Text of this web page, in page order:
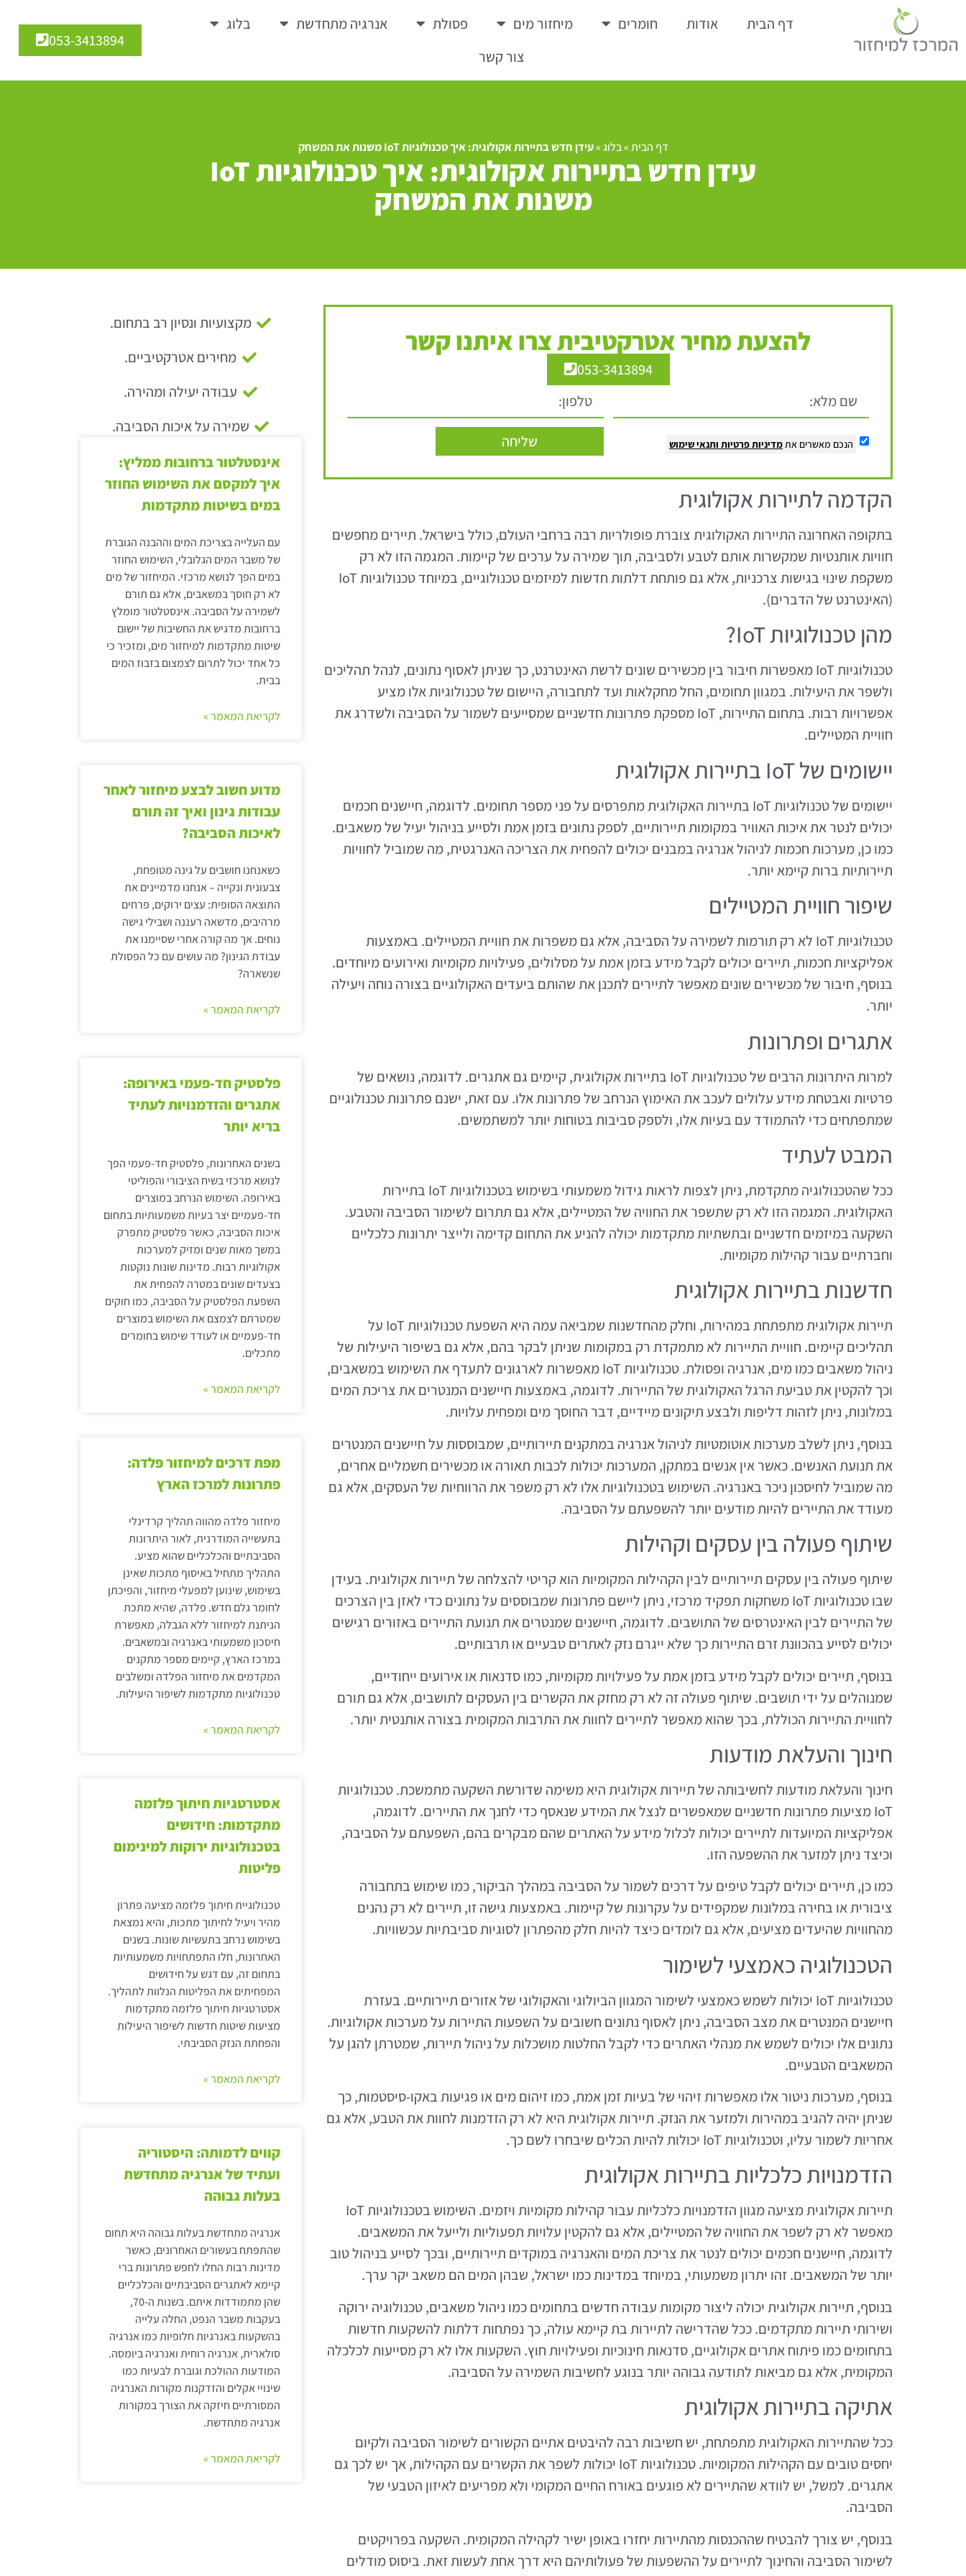
דף הבית אודות חומרים מיחזור מים פסולת אנרגיה מתחדשת
בלוג
צור קשר
053-3413894
דף הבית»בלוג»עידן חדש בתיירות אקולוגית: איך טכנולוגיות IoT משנות את המשחק
עידן חדש בתיירות אקולוגית: איך טכנולוגיות IoT
משנות את המשחק
להצעת מחיר אטרקטיבית צרו איתנו קשר
053-3413894
הנכם מאשרים אתמדיניות פרטיות ותנאי שימוש שליחה
הקדמה לתיירות אקולוגית
בתקופה האחרונה התיירות האקולוגית צוברת פופולריות רבה ברחבי העולם, כולל בישראל. תיירים מחפשים
חוויות אותנטיות שמקשרות אותם לטבע ולסביבה, תוך שמירה על ערכים של קיימות. המגמה הזו לא רק
משקפת שינוי בגישות צרכניות, אלא גם פותחת דלתות חדשות למיזמים טכנולוגיים, במיוחד טכנולוגיות IoT
(האינטרנט של הדברים).
מהן טכנולוגיות IoT?
טכנולוגיות IoT מאפשרות חיבור בין מכשירים שונים לרשת האינטרנט, כך שניתן לאסוף נתונים, לנהל תהליכים
ולשפר את היעילות. במגוון תחומים, החל מחקלאות ועד לתחבורה, היישום של טכנולוגיות אלו מציע
אפשרויות רבות. בתחום התיירות, IoT מספקת פתרונות חדשניים שמסייעים לשמור על הסביבה ולשדרג את
חוויית המטיילים.
יישומים של IoT בתיירות אקולוגית
יישומים של טכנולוגיות IoT בתיירות האקולוגית מתפרסים על פני מספר תחומים. לדוגמה, חיישנים חכמים
יכולים לנטר את איכות האוויר במקומות תיירותיים, לספק נתונים בזמן אמת ולסייע בניהול יעיל של משאבים.
כמו כן, מערכות חכמות לניהול אנרגיה במבנים יכולים להפחית את הצריכה האנרגטית, מה שמוביל לחוויות
תיירותיות ברות קיימא יותר.
שיפור חוויית המטיילים
טכנולוגיות IoT לא רק תורמות לשמירה על הסביבה, אלא גם משפרות את חוויית המטיילים. באמצעות
אפליקציות חכמות, תיירים יכולים לקבל מידע בזמן אמת על מסלולים, פעילויות מקומיות ואירועים מיוחדים.
בנוסף, חיבור של מכשירים שונים מאפשר לתיירים לתכנן את שהותם ביעדים האקולוגיים בצורה נוחה ויעילה
יותר.
אתגרים ופתרונות
למרות היתרונות הרבים של טכנולוגיות IoT בתיירות אקולוגית, קיימים גם אתגרים. לדוגמה, נושאים של
פרטיות ואבטחת מידע עלולים לעכב את האימוץ הנרחב של פתרונות אלו. עם זאת, ישנם פתרונות טכנולוגיים
שמתפתחים כדי להתמודד עם בעיות אלו, ולספק סביבות בטוחות יותר למשתמשים.
המבט לעתיד
ככל שהטכנולוגיה מתקדמת, ניתן לצפות לראות גידול משמעותי בשימוש בטכנולוגיות IoT בתיירות
האקולוגית. המגמה הזו לא רק שתשפר את החוויה של המטיילים, אלא גם תתרום לשימור הסביבה והטבע.
השקעה במיזמים חדשניים ובתשתיות מתקדמות יכולה להניע את התחום קדימה ולייצר יתרונות כלכליים
וחברתיים עבור קהילות מקומיות.
חדשנות בתיירות אקולוגית
תיירות אקולוגית מתפתחת במהירות, וחלק מהחדשנות שמביאה עמה היא השפעת טכנולוגיות IoT על
תהליכים קיימים. חוויית התיירות לא מתמקדת רק במקומות שניתן לבקר בהם, אלא גם בשיפור היעילות של
ניהול משאבים כמו מים, אנרגיה ופסולת. טכנולוגיות IoT מאפשרות לארגונים לתעדף את השימוש במשאבים,
וכך להקטין את טביעת הרגל האקולוגית של התיירות. לדוגמה, באמצעות חיישנים המנטרים את צריכת המים
במלונות, ניתן לזהות דליפות ולבצע תיקונים מיידיים, דבר החוסך מים ומפחית עלויות.
בנוסף, ניתן לשלב מערכות אוטומטיות לניהול אנרגיה במתקנים תיירותיים, שמבוססות על חיישנים המנטרים
את תנועת האנשים. כאשר אין אנשים במתקן, המערכות יכולות לכבות תאורה או מכשירים חשמליים אחרים,
מה שמוביל לחיסכון ניכר באנרגיה. השימוש בטכנולוגיות אלו לא רק משפר את הרווחיות של העסקים, אלא גם
מעודד את התיירים להיות מודעים יותר להשפעתם על הסביבה.
שיתוף פעולה בין עסקים וקהילות
שיתוף פעולה בין עסקים תיירותיים לבין הקהילות המקומיות הוא קריטי להצלחה של תיירות אקולוגית. בעידן
שבו טכנולוגיות IoT משחקות תפקיד מרכזי, ניתן ליישם פתרונות שמבוססים על נתונים כדי לאזן בין הצרכים
של התיירים לבין האינטרסים של התושבים. לדוגמה, חיישנים שמנטרים את תנועת התיירים באזורים רגישים
יכולים לסייע בהכוונת זרם התיירות כך שלא ייגרם נזק לאתרים טבעיים או תרבותיים.
בנוסף, תיירים יכולים לקבל מידע בזמן אמת על פעילויות מקומיות, כמו סדנאות או אירועים ייחודיים,
שמנוהלים על ידי תושבים. שיתוף פעולה זה לא רק מחזק את הקשרים בין העסקים לתושבים, אלא גם תורם
לחוויית התיירות הכוללת, בכך שהוא מאפשר לתיירים לחוות את התרבות המקומית בצורה אותנטית יותר.
חינוך והעלאת מודעות
חינוך והעלאת מודעות לחשיבותה של תיירות אקולוגית היא משימה שדורשת השקעה מתמשכת. טכנולוגיות
IoT מציעות פתרונות חדשניים שמאפשרים לנצל את המידע שנאסף כדי לחנך את התיירים. לדוגמה,
אפליקציות המיועדות לתיירים יכולות לכלול מידע על האתרים שהם מבקרים בהם, השפעתם על הסביבה,
וכיצד ניתן למזער את ההשפעה הזו.
כמו כן, תיירים יכולים לקבל טיפים על דרכים לשמור על הסביבה במהלך הביקור, כמו שימוש בתחבורה
ציבורית או בחירה במלונות שמקפידים על עקרונות של קיימות. באמצעות גישה זו, תיירים לא רק נהנים
מהחוויות שהיעדים מציעים, אלא גם לומדים כיצד להיות חלק מהפתרון לסוגיות סביבתיות עכשוויות.
הטכנולוגיה כאמצעי לשימור
טכנולוגיות IoT יכולות לשמש כאמצעי לשימור המגוון הביולוגי והאקולוגי של אזורים תיירותיים. בעזרת
חיישנים המנטרים את מצב הסביבה, ניתן לאסוף נתונים חשובים על השפעות התיירות על מערכות אקולוגיות.
נתונים אלו יכולים לשמש את מנהלי האתרים כדי לקבל החלטות מושכלות על ניהול תיירות, שמטרתן להגן על
המשאבים הטבעיים.
בנוסף, מערכות ניטור אלו מאפשרות זיהוי של בעיות זמן אמת, כמו זיהום מים או פגיעות באקו-סיסטמות, כך
שניתן יהיה להגיב במהירות ולמזער את הנזק. תיירות אקולוגית היא לא רק הזדמנות לחוות את הטבע, אלא גם
אחריות לשמור עליו, וטכנולוגיות IoT יכולות להיות הכלים שיבחרו לשם כך.
הזדמנויות כלכליות בתיירות אקולוגית
תיירות אקולוגית מציעה מגוון הזדמנויות כלכליות עבור קהילות מקומיות ויזמים. השימוש בטכנולוגיות IoT
מאפשר לא רק לשפר את החוויה של המטיילים, אלא גם להקטין עלויות תפעוליות ולייעל את המשאבים.
לדוגמה, חיישנים חכמים יכולים לנטר את צריכת המים והאנרגיה במוקדים תיירותיים, ובכך לסייע בניהול טוב
יותר של המשאבים. זהו יתרון משמעותי, במיוחד במדינות כמו ישראל, שבהן המים הם משאב יקר ערך.
בנוסף, תיירות אקולוגית יכולה ליצור מקומות עבודה חדשים בתחומים כמו ניהול משאבים, טכנולוגיה ירוקה
ושירותי תיירות מתקדמים. ככל שהדרישה לתיירות בת קיימא עולה, כך נפתחות דלתות להשקעות חדשות
בתחומים כמו פיתוח אתרים אקולוגיים, סדנאות חינוכיות ופעילויות חוץ. השקעות אלו לא רק מסייעות לכלכלה
המקומית, אלא גם מביאות לתודעה גבוהה יותר בנוגע לחשיבות השמירה על הסביבה.
אתיקה בתיירות אקולוגית
ככל שהתיירות האקולוגית מתפתחת, יש חשיבות רבה להיבטים אתיים הקשורים לשימור הסביבה ולקיום
יחסים טובים עם הקהילות המקומיות. טכנולוגיות IoT יכולות לשפר את הקשרים עם הקהילות, אך יש לכך גם
אתגרים. למשל, יש לוודא שהתיירים לא פוגעים באורח החיים המקומי ולא מפריעים לאיזון הטבעי של
הסביבה.
בנוסף, יש צורך להבטיח שההכנסות מהתיירות יחזרו באופן ישיר לקהילה המקומית. השקעה בפרויקטים
לשימור הסביבה והחינוך לתיירים על ההשפעות של פעולותיהם היא דרך אחת לעשות זאת. ביסוס מודלים
מקצועיות ונסיון רב בתחום.
מחירים אטרקטיביים.
עבודה יעילה ומהירה.
שמירה על איכות הסביבה.
אינסטלטור ברחובות ממליץ:
איך למקסם את השימוש החוזר
במים בשיטות מתקדמות
עם העלייה בצריכת המים וההבנה הגוברת
של משבר המים הגלובלי, השימוש החוזר
במים הפך לנושא מרכזי. המיחזור של מים
לא רק חוסך במשאבים, אלא גם תורם
לשמירה על הסביבה. אינסטלטור מומלץ
ברחובות מדגיש את החשיבות של יישום
שיטות מתקדמות למיחזור מים, ומזכיר כי
כל אחד יכול לתרום לצמצום בזבוז המים
בבית.
לקריאת המאמר »
מדוע חשוב לבצע מיחזור לאחר
עבודות גינון ואיך זה תורם
לאיכות הסביבה?
כשאנחנו חושבים על גינה מטופחת,
צבעונית ונקייה – אנחנו מדמיינים את
התוצאה הסופית: עצים ירוקים, פרחים
מרהיבים, מדשאה רעננה ושבילי גישה
נוחים. אך מה קורה אחרי שסיימנו את
עבודת הגינון? מה עושים עם כל הפסולת
שנשארה?
לקריאת המאמר »
פלסטיק חד-פעמי באירופה:
אתגרים והזדמנויות לעתיד
בריא יותר
בשנים האחרונות, פלסטיק חד-פעמי הפך
לנושא מרכזי בשיח הציבורי והפוליטי
באירופה. השימוש הנרחב במוצרים
חד-פעמיים יצר בעיות משמעותיות בתחום
איכות הסביבה, כאשר פלסטיק מתפרק
במשך מאות שנים ומזיק למערכות
אקולוגיות רבות. מדינות שונות נוקטות
בצעדים שונים במטרה להפחית את
השפעת הפלסטיק על הסביבה, כמו חוקים
שמטרתם לצמצם את השימוש במוצרים
חד-פעמיים או לעודד שימוש בחומרים
מתכלים.
לקריאת המאמר »
מפת דרכים למיחזור פלדה:
פתרונות למרכז הארץ
מיחזור פלדה מהווה תהליך קרדינלי
בתעשייה המודרנית, לאור היתרונות
הסביבתיים והכלכליים שהוא מציע.
התהליך מתחיל באיסוף מתכות שאינן
בשימוש, שינוען למפעלי מיחזור, והפיכתן
לחומר גלם חדש. פלדה, שהיא מתכת
הניתנת למיחזור ללא הגבלה, מאפשרת
חיסכון משמעותי באנרגיה ובמשאבים.
במרכז הארץ, קיימים מספר מתקנים
המקדמים את מיחזור הפלדה ומשלבים
טכנולוגיות מתקדמות לשיפור היעילות.
לקריאת המאמר »
אסטרטגיות חיתוך פלזמה
מתקדמות: חידושים
בטכנולוגיות ירוקות למינימום
פליטות
טכנולוגיית חיתוך פלזמה מציעה פתרון
מהיר ויעיל לחיתוך מתכות, והיא נמצאת
בשימוש נרחב בתעשיות שונות. בשנים
האחרונות, חלו התפתחויות משמעותיות
בתחום זה, עם דגש על חידושים
המפחיתים את הפליטות הנלוות לתהליך.
אסטרטגיות חיתוך פלזמה מתקדמות
מציעות שיטות חדשות לשיפור היעילות
והפחתת הנזק הסביבתי.
לקריאת המאמר »
קווים לדמותה: היסטוריה
ועתיד של אנרגיה מתחדשת
בעלות גבוהה
אנרגיה מתחדשת בעלות גבוהה היא תחום
שהתפתח בעשורים האחרונים, כאשר
מדינות רבות החלו לחפש פתרונות ברי
קיימא לאתגרים הסביבתיים והכלכליים
שהן מתמודדות איתם. בשנות ה-70,
בעקבות משבר הנפט, החלה עלייה
בהשקעות באנרגיות חלופיות כמו אנרגיה
סולארית, אנרגיה רוחית ואנרגיה ביומסה.
המודעות ההולכת וגוברת לבעיות כמו
שינויי אקלים והזדקנות מקורות האנרגיה
המסורתיים חיזקה את הצורך במקורות
אנרגיה מתחדשת.
לקריאת המאמר »